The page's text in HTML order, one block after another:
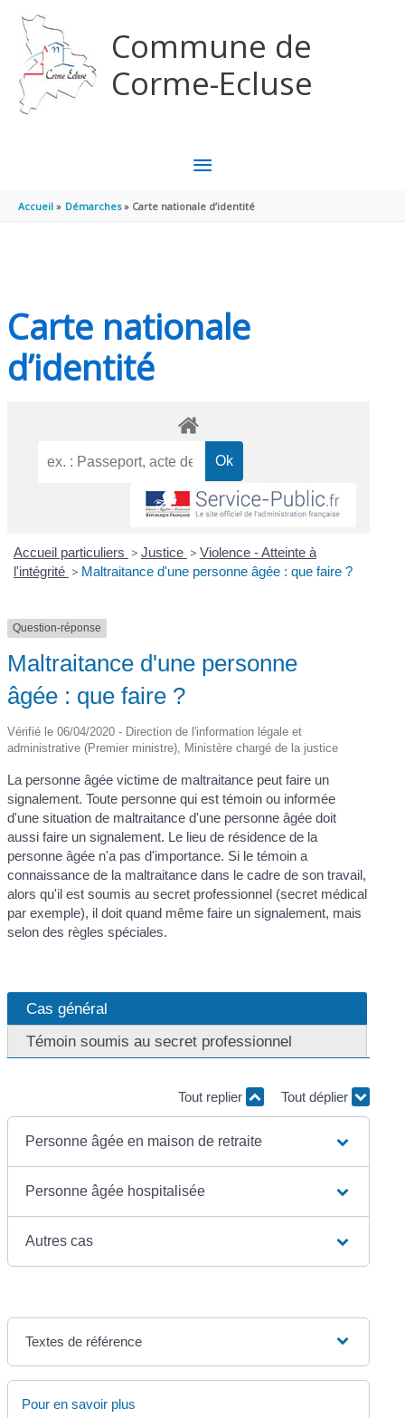
Commune de
Corme-Ecluse
MENU
PRINCIPAL
Accueil Démarches Carte nationale d’identité
Carte nationale
d’identité
Accueil particuliers > Justice > Violence - Atteinte à
l'intégrité > Maltraitance d'une personne âgée : que faire ?
Question-réponse
Maltraitance d'une personne
âgée : que faire ?
Vérifié le 06/04/2020 - Direction de l'information légale et
administrative (Premier ministre), Ministère chargé de la justice
La personne âgée victime de maltraitance peut faire un
signalement. Toute personne qui est témoin ou informée
d'une situation de maltraitance d'une personne âgée doit
aussi faire un signalement. Le lieu de résidence de la
personne âgée n'a pas d'importance. Si le témoin a
connaissance de la maltraitance dans le cadre de son travail,
alors qu'il est soumis au secret professionnel (secret médical
par exemple), il doit quand même faire un signalement, mais
selon des règles spéciales.
Cas général
Témoin soumis au secret professionnel
Tout replier Tout déplier
Personne âgée en maison de retraite
Personne âgée hospitalisée
Autres cas
Textes de référence
Pour en savoir plus